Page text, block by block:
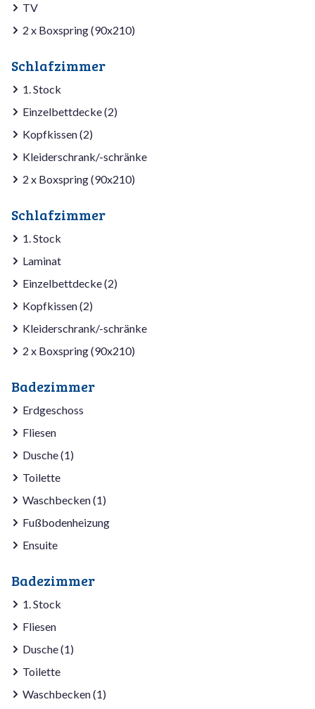
TV
2 x Boxspring (90x210)
Schlafzimmer
1. Stock
Einzelbettdecke (2)
Kopfkissen (2)
Kleiderschrank/-schränke
2 x Boxspring (90x210)
Schlafzimmer
1. Stock
Laminat
Einzelbettdecke (2)
Kopfkissen (2)
Kleiderschrank/-schränke
2 x Boxspring (90x210)
Badezimmer
Erdgeschoss
Fliesen
Dusche (1)
Toilette
Waschbecken (1)
Fußbodenheizung
Ensuite
Badezimmer
1. Stock
Fliesen
Dusche (1)
Toilette
Waschbecken (1)